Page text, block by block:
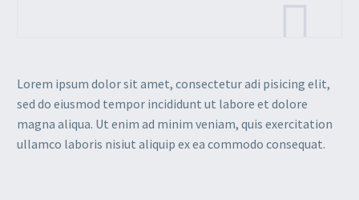
Lorem ipsum dolor sit amet, consectetur adi pisicing elit,
sed do eiusmod tempor incididunt ut labore et dolore
magna aliqua. Ut enim ad minim veniam, quis exercitation
ullamco laboris nisiut aliquip ex ea commodo consequat.